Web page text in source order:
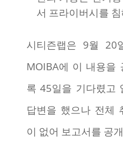
서 프라이버시를
시티즌랩은 9월 20
MOIBA에 이 내용을
록 45일을 기다렸고
답변을 했으나 전체
이 없어 보고서를 공